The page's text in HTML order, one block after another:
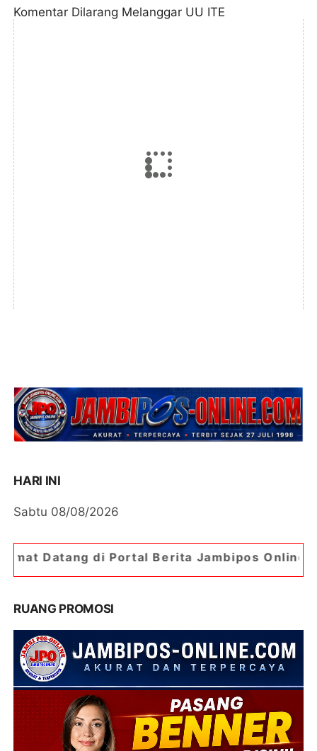
Komentar Dilarang Melanggar UU ITE
HARI INI
Sabtu 08/08/2026
Portal Berita Jambipos Online. Portal Berita
RUANG PROMOSI